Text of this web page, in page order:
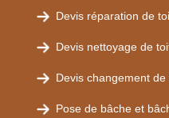
Devis réparation de
Devis nettoyage de
Devis changement
Pose de bâche et